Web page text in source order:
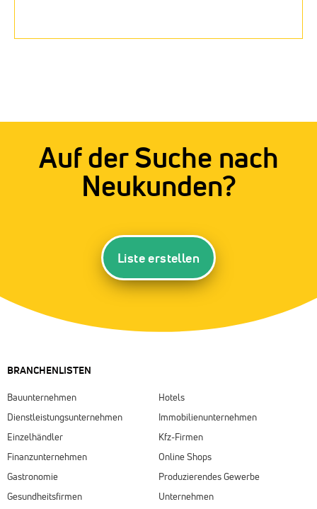
Auf der Suche nach
Neukunden?
Liste erstellen
BRANCHENLISTEN
Bauunternehmen
Dienstleistungsunternehmen
Einzelhändler
Finanzunternehmen
Gastronomie
Gesundheitsfirmen
Hotels
Immobilienunternehmen
Kfz-Firmen
Online Shops
Produzierendes Gewerbe
Unternehmen